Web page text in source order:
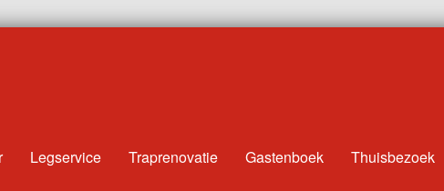
Legservice Traprenovatie Gastenboek Thuisbezoek